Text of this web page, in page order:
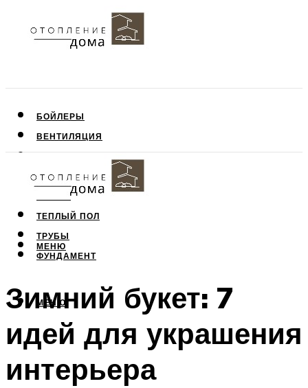
БОЙЛЕРЫ
ВЕНТИЛЯЦИЯ
ПОТОЛОК
СТЕНЫ
ТЕПЛЫЙ ПОЛ
ТРУБЫ
ФУНДАМЕНТ
МЕНЮ
МЕНЮ
Зимний букет: 7
идей для украшения
интерьера